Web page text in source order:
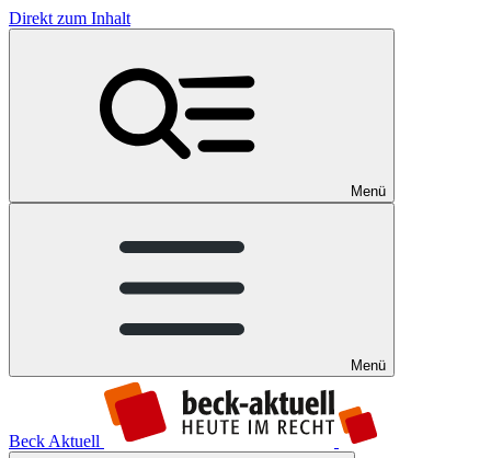
Direkt zum Inhalt
Menü
Menü
Beck Aktuell